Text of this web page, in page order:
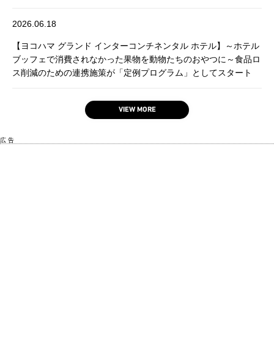
2026.06.18
【ヨコハマ グランド インターコンチネンタル ホテル】～ホテル
ブッフェで消費されなかった果物を動物たちのおやつに～食品ロ
ス削減のための連携施策が「定例プログラム」としてスタート
VIEW MORE
広 告